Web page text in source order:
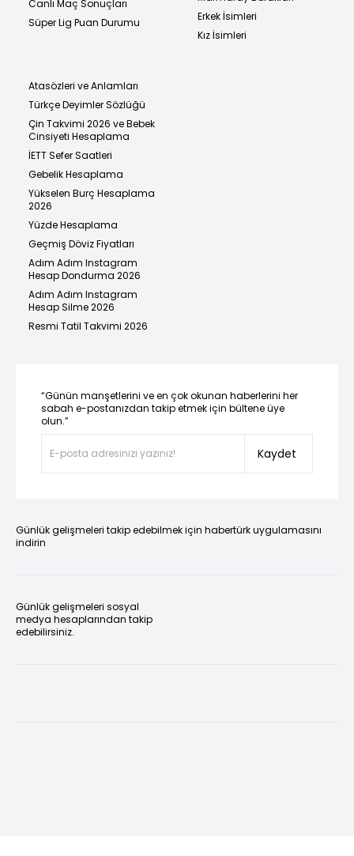
Canlı Maç Sonuçları
Süper Lig Puan Durumu
Erkek İsimleri
Kız İsimleri
Atasözleri ve Anlamları
Türkçe Deyimler Sözlüğü
Çin Takvimi 2026 ve Bebek
Cinsiyeti Hesaplama
İETT Sefer Saatleri
Gebelik Hesaplama
Yükselen Burç Hesaplama
2026
Yüzde Hesaplama
Geçmiş Döviz Fiyatları
Adım Adım Instagram
Hesap Dondurma 2026
Adım Adım Instagram
Hesap Silme 2026
Resmi Tatil Takvimi 2026
“Günün manşetlerini ve en çok okunan haberlerini her
sabah e-postanızdan takip etmek için bültene üye
olun.”
Kaydet
Günlük gelişmeleri takip edebilmek için habertürk uygulamasını
indirin
Günlük gelişmeleri sosyal
medya hesaplarından takip
edebilirsiniz.